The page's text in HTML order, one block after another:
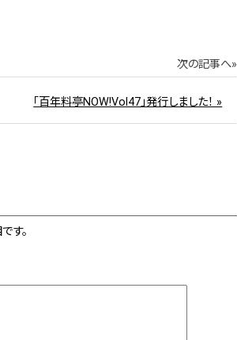
次の記事へ»
「百年料亭NOW!Vol47」発行しました！ »
す。